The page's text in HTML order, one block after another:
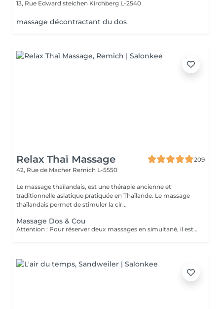
13, Rue Edward steichen Kirchberg L-2540
massage décontractant du dos
Relax Thaï Massage
209
42, Rue de Macher Remich L-5550
Le massage thaïlandais, est une thérapie ancienne et
traditionnelle asiatique pratiquée en Thaïlande. Le massage
thaïlandais permet de stimuler la cir...
Massage Dos & Cou
Attention : Pour réserver deux massages en simultané, il est nécessaire de procéder à deux réservations séparées. Ajouter deux services dans une seule réservation entraînera la programmation des rendez-vous l'un après l'autre, et non en même temps. Si besoin, vous pouvez également nous contacter par téléphone au 691 603 983. Merci !